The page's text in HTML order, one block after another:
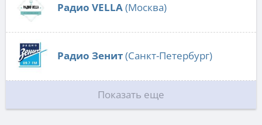
Радио VELLA(Москва)
Радио Зенит(Санкт-Петербург)
Показать еще